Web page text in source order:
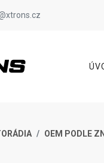
OEM PODLE